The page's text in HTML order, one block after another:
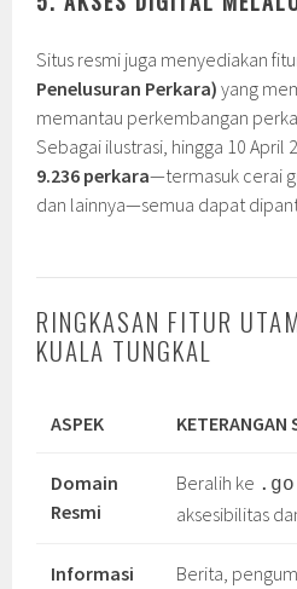
Situs resmi juga menyediakan
Penelusuran Perkara) yang
memantau perkembangan
Sebagai ilustrasi, hingga 10
9.236 perkara—termasuk cerai
dan lainnya—semua dapat
RINGKASAN FITUR
KUALA TUNGKAL
ASPEK KETERANGAN
Domain
Resmi
Beralih ke
aksesibilitas
Informasi
Berita,